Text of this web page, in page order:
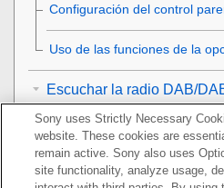
Configuración del control
Uso de las funciones de la
Escuchar la radio DAB/
Reproducción
Llamadas manos libres
Sony uses Strictly Necessary
website. These cookies are
remain active. Sony also uses
site functionality, analyze usage,